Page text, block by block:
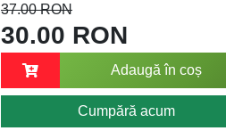
37.00 RON
30.00 RON
Adaugă în coș
Cumpără acum